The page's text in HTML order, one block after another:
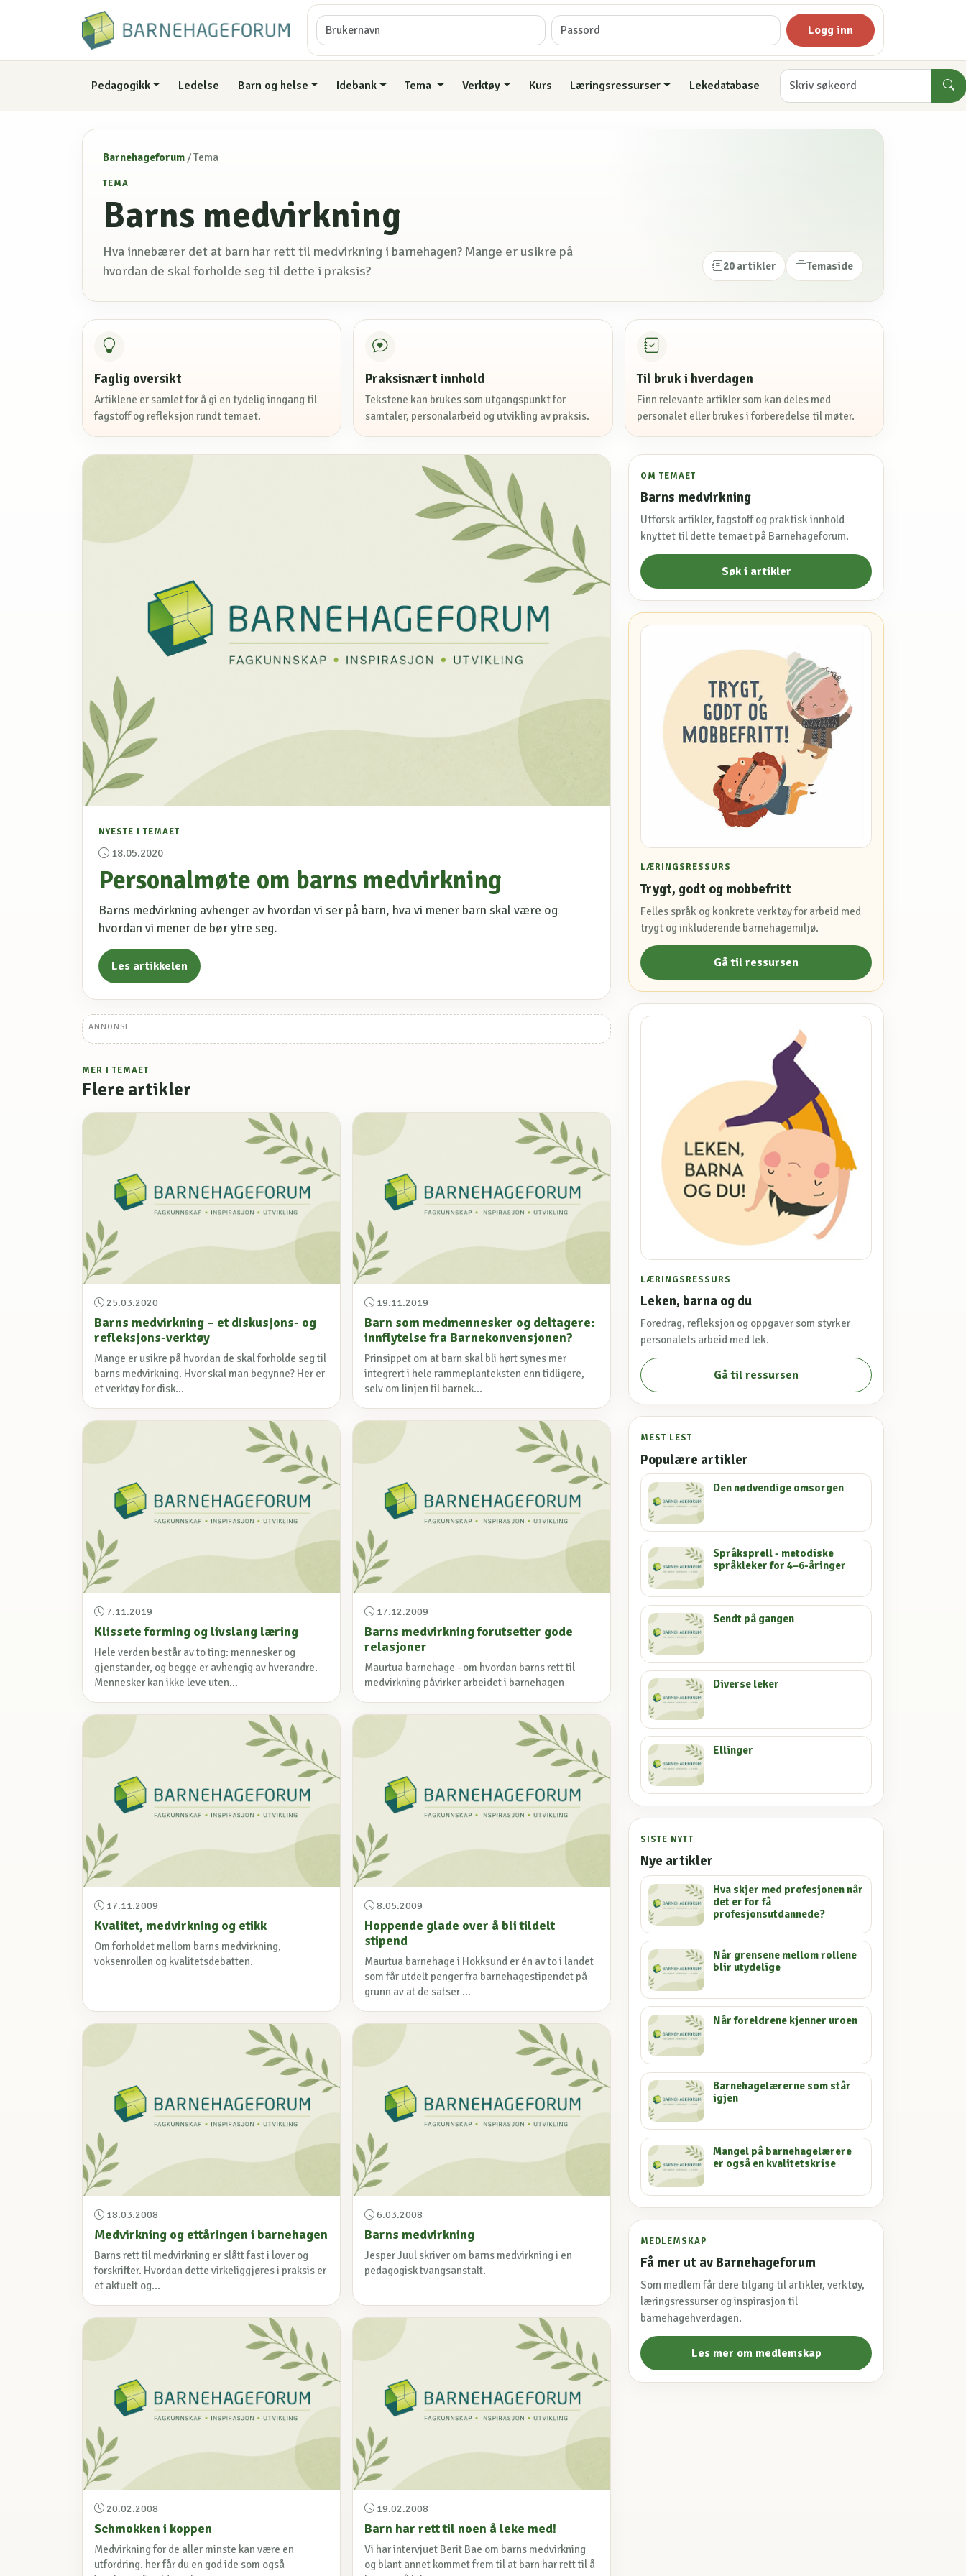
Logg inn
Pedagogikk Ledelse Barn og helse Idebank Tema Verktøy Kurs Læringsressurser Lekedatabase
Barnehageforum /Tema
TEMA
Barns medvirkning
Hva innebærer det at barn har rett til medvirkning i barnehagen? Mange er usikre på
hvordan de skal forholde seg til dette i praksis?
20 artikler Temaside
Faglig oversikt
Artiklene er samlet for å gi en tydelig inngang til
fagstoff og refleksjon rundt temaet.
Praksisnært innhold
Tekstene kan brukes som utgangspunkt for
samtaler, personalarbeid og utvikling av praksis.
Til bruk i hverdagen
Finn relevante artikler som kan deles med
personalet eller brukes i forberedelse til møter.
NYESTE I TEMAET
18.05.2020
Personalmøte om barns medvirkning
Barns medvirkning avhenger av hvordan vi ser på barn, hva vi mener barn skal være og
hvordan vi mener de bør ytre seg.
Les artikkelen
ANNONSE
MER I TEMAET
Flere artikler
25.03.2020
Barns medvirkning – et diskusjons- og
refleksjons-verktøy
Mange er usikre på hvordan de skal forholde seg til
barns medvirkning. Hvor skal man begynne? Her er
et verktøy for disk...
19.11.2019
Barn som medmennesker og deltagere:
innflytelse fra Barnekonvensjonen?
Prinsippet om at barn skal bli hørt synes mer
integrert i hele rammeplanteksten enn tidligere,
selv om linjen til barnek...
7.11.2019
Klissete forming og livslang læring
Hele verden består av to ting: mennesker og
gjenstander, og begge er avhengig av hverandre.
Mennesker kan ikke leve uten...
17.12.2009
Barns medvirkning forutsetter gode
relasjoner
Maurtua barnehage - om hvordan barns rett til
medvirkning påvirker arbeidet i barnehagen
17.11.2009
Kvalitet, medvirkning og etikk
Om forholdet mellom barns medvirkning,
voksenrollen og kvalitetsdebatten.
8.05.2009
Hoppende glade over å bli tildelt
stipend
Maurtua barnehage i Hokksund er én av to i landet
som får utdelt penger fra barnehagestipendet på
grunn av at de satser ...
18.03.2008
Medvirkning og ettåringen i barnehagen
Barns rett til medvirkning er slått fast i lover og
forskrifter. Hvordan dette virkeliggjøres i praksis er
et aktuelt og...
6.03.2008
Barns medvirkning
Jesper Juul skriver om barns medvirkning i en
pedagogisk tvangsanstalt.
20.02.2008
Schmokken i koppen
Medvirkning for de aller minste kan være en
utfordring. her får du en god ide som også
19.02.2008
Barn har rett til noen å leke med!
Vi har intervjuet Berit Bae om barns medvirkning
og blant annet kommet frem til at barn har rett til å
OM TEMAET
Barns medvirkning
Utforsk artikler, fagstoff og praktisk innhold
knyttet til dette temaet på Barnehageforum.
Søk i artikler
LÆRINGSRESSURS
Trygt, godt og mobbefritt
Felles språk og konkrete verktøy for arbeid med
trygt og inkluderende barnehagemiljø.
Gå til ressursen
LÆRINGSRESSURS
Leken, barna og du
Foredrag, refleksjon og oppgaver som styrker
personalets arbeid med lek.
Gå til ressursen
MEST LEST
Populære artikler
Den nødvendige omsorgen
Språksprell - metodiske
språkleker for 4–6-åringer
Sendt på gangen
Diverse leker
Ellinger
SISTE NYTT
Nye artikler
Hva skjer med profesjonen når
det er for få
profesjonsutdannede?
Når grensene mellom rollene
blir utydelige
Når foreldrene kjenner uroen
Barnehagelærerne som står
igjen
Mangel på barnehagelærere
er også en kvalitetskrise
MEDLEMSKAP
Få mer ut av Barnehageforum
Som medlem får dere tilgang til artikler, verktøy,
læringsressurser og inspirasjon til
barnehagehverdagen.
Les mer om medlemskap